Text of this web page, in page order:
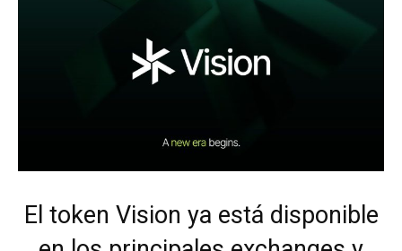
El token Vision ya está disponible